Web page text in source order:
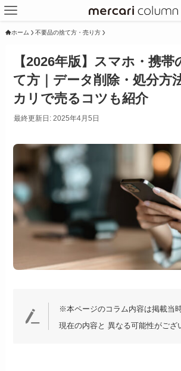
ホーム 不要品の捨て方・売り方
【2026年版】スマホ・携
て方｜データ削除・処分方
カリで売るコツも紹介
最終更新日: 2025年4月5日
※本ページのコラム内容は掲載当
現在の内容と 異なる可能性がござ